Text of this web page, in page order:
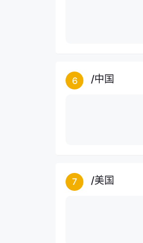
6 /中国
7 /美国